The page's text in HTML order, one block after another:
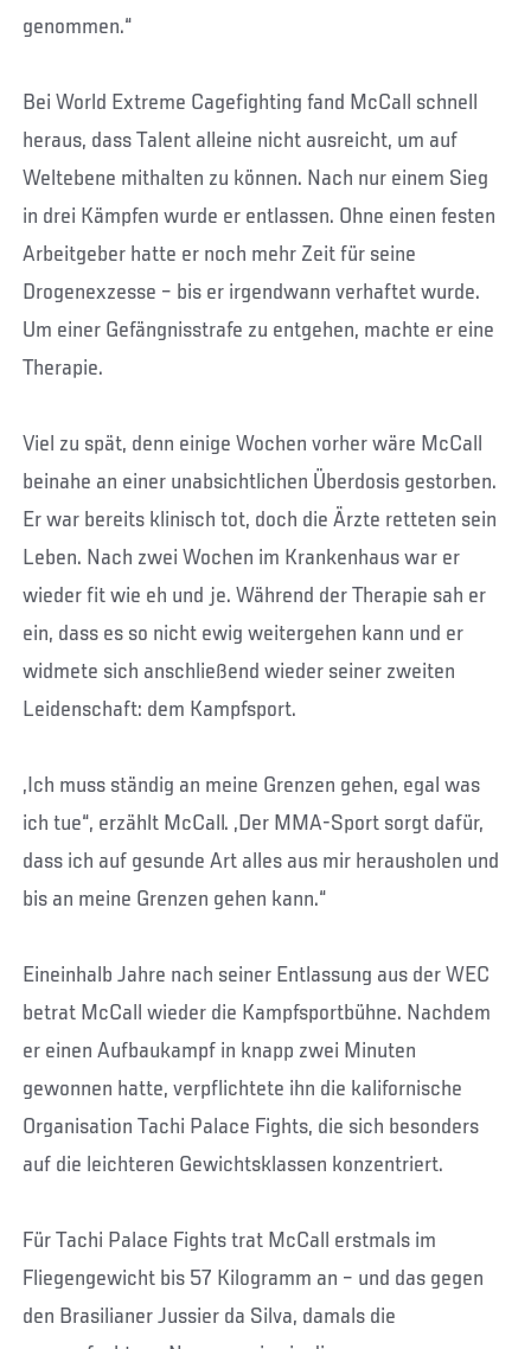
genommen.“
Bei World Extreme Cagefighting fand McCall schnell
heraus, dass Talent alleine nicht ausreicht, um auf
Weltebene mithalten zu können. Nach nur einem Sieg
in drei Kämpfen wurde er entlassen. Ohne einen festen
Arbeitgeber hatte er noch mehr Zeit für seine
Drogenexzesse – bis er irgendwann verhaftet wurde.
Um einer Gefängnisstrafe zu entgehen, machte er eine
Therapie.
Viel zu spät, denn einige Wochen vorher wäre McCall
beinahe an einer unabsichtlichen Überdosis gestorben.
Er war bereits klinisch tot, doch die Ärzte retteten sein
Leben. Nach zwei Wochen im Krankenhaus war er
wieder fit wie eh und je. Während der Therapie sah er
ein, dass es so nicht ewig weitergehen kann und er
widmete sich anschließend wieder seiner zweiten
Leidenschaft: dem Kampfsport.
„Ich muss ständig an meine Grenzen gehen, egal was
ich tue“, erzählt McCall. „Der MMA-Sport sorgt dafür,
dass ich auf gesunde Art alles aus mir herausholen und
bis an meine Grenzen gehen kann.“
Eineinhalb Jahre nach seiner Entlassung aus der WEC
betrat McCall wieder die Kampfsportbühne. Nachdem
er einen Aufbaukampf in knapp zwei Minuten
gewonnen hatte, verpflichtete ihn die kalifornische
Organisation Tachi Palace Fights, die sich besonders
auf die leichteren Gewichtsklassen konzentriert.
Für Tachi Palace Fights trat McCall erstmals im
Fliegengewicht bis 57 Kilogramm an – und das gegen
den Brasilianer Jussier da Silva, damals die